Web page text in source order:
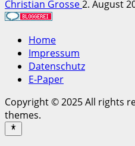
Christian Grosse2. August
Home
Impressum
Datenschutz
E-Paper
Copyright © 2025 All rights
themes.